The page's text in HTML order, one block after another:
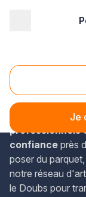
Je
Sols
Vous envisagez
solution Plus
professionnels
confiance près
poser du
notre réseau
le Doubs pour